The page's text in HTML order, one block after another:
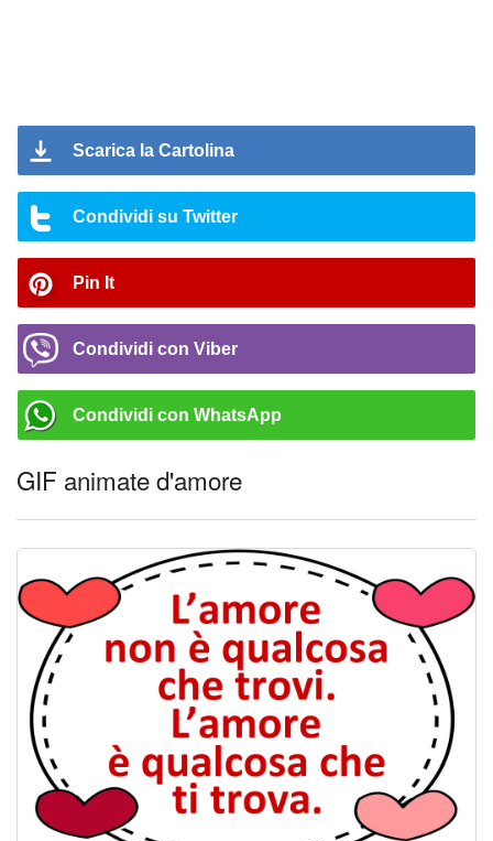
Scarica la Cartolina
Condividi su Twitter
Pin It
Condividi con Viber
Condividi con WhatsApp
GIF animate d'amore